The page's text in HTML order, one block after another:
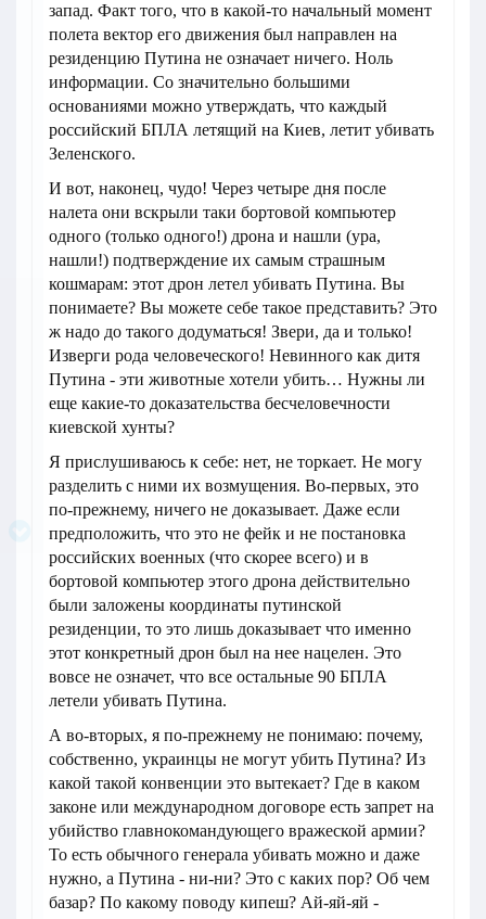
запад. Факт того, что в какой-то начальный момент
полета вектор его движения был направлен на
резиденцию Путина не означает ничего. Ноль
информации. Со значительно большими
основаниями можно утверждать, что каждый
российский БПЛА летящий на Киев, летит убивать
Зеленского.
И вот, наконец, чудо! Через четыре дня после
налета они вскрыли таки бортовой компьютер
одного (только одного!) дрона и нашли (ура,
нашли!) подтверждение их самым страшным
кошмарам: этот дрон летел убивать Путина. Вы
понимаете? Вы можете себе такое представить? Это
ж надо до такого додуматься! Звери, да и только!
Изверги рода человеческого! Невинного как дитя
Путина - эти животные хотели убить… Нужны ли
еще какие-то доказательства бесчеловечности
киевской хунты?
Я прислушиваюсь к себе: нет, не торкает. Не могу
разделить с ними их возмущения. Во-первых, это
по-прежнему, ничего не доказывает. Даже если
предположить, что это не фейк и не постановка
российских военных (что скорее всего) и в
бортовой компьютер этого дрона действительно
были заложены координаты путинской
резиденции, то это лишь доказывает что именно
этот конкретный дрон был на нее нацелен. Это
вовсе не означет, что все остальные 90 БПЛА
летели убивать Путина.
А во-вторых, я по-прежнему не понимаю: почему,
собственно, украинцы не могут убить Путина? Из
какой такой конвенции это вытекает? Где в каком
законе или международном договоре есть запрет на
убийство главнокомандующего вражеской армии?
То есть обычного генерала убивать можно и даже
нужно, а Путина - ни-ни? Это с каких пор? Об чем
базар? По какому поводу кипеш? Ай-яй-яй -